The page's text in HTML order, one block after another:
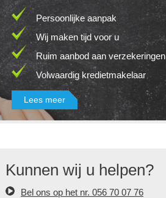
Persoonlijke aanpak
Wij maken tijd voor u
Ruim aanbod aan verzekeringen
Volwaardig kredietmakelaar
Lees meer
Kunnen wij u helpen?
Bel ons op het nr. 056 70 07 76